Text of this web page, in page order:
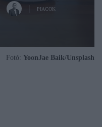
PIACOK
Fotó: YoonJae Baik/Unsplash